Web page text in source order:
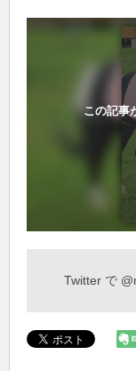
この記事
Twitter で